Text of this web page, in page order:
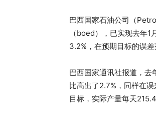
巴西国家石油公司（
（boed），已实现去年
3.2%，在预期目标的误差
巴西国家通讯社报道，
比高出了2.7%，同样在
目标，实际产量每天